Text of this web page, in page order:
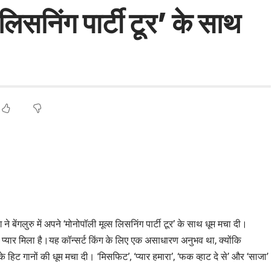
पार्टी टूर’ के साथ
में अपने ‘मोनोपॉली मूव्स लिसनिंग पार्टी टूर’ के साथ धूम मचा दी।
मिला है।यह कॉन्सर्ट किंग के लिए एक असाधारण अनुभव था, क्योंकि
गानों की धूम मचा दी। ‘मिसफिट’, ‘प्यार हमारा’, ‘फक व्हाट दे से’ और ‘साजा’